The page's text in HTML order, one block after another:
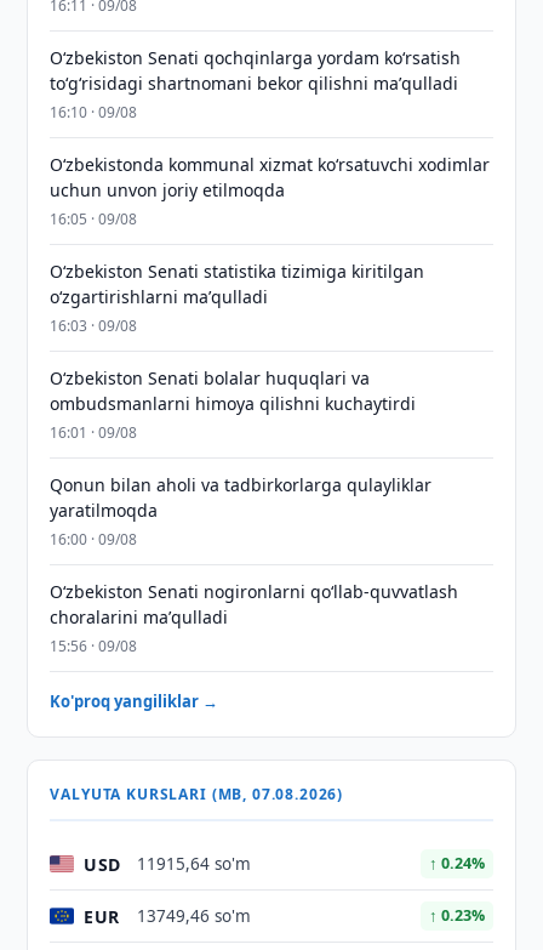
16:11 · 09/08
Oʻzbekiston Senati qochqinlarga yordam koʻrsatish
toʻgʻrisidagi shartnomani bekor qilishni maʼqulladi
16:10 · 09/08
Oʻzbekistonda kommunal xizmat koʻrsatuvchi xodimlar
uchun unvon joriy etilmoqda
16:05 · 09/08
Oʻzbekiston Senati statistika tizimiga kiritilgan
oʻzgartirishlarni maʼqulladi
16:03 · 09/08
Oʻzbekiston Senati bolalar huquqlari va
ombudsmanlarni himoya qilishni kuchaytirdi
16:01 · 09/08
Qonun bilan aholi va tadbirkorlarga qulayliklar
yaratilmoqda
16:00 · 09/08
Oʻzbekiston Senati nogironlarni qoʻllab-quvvatlash
choralarini maʼqulladi
15:56 · 09/08
Ko'proq yangiliklar →
VALYUTA KURSLARI (MB, 07.08.2026)
USD 11915,64 so'm ↑ 0.24%
EUR 13749,46 so'm ↑ 0.23%